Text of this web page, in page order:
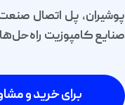
پوشیران، پل اتصال
صنایع کامپوزیت
برای خرید و